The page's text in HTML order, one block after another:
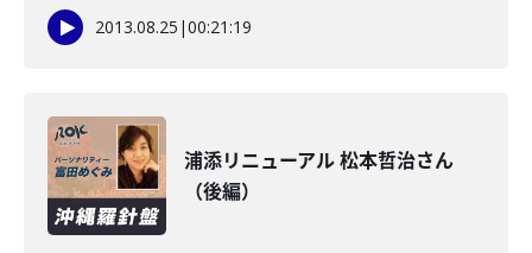
2013.08.25 |00:21:19
浦添リニューアル 松本哲治さん
（後編）